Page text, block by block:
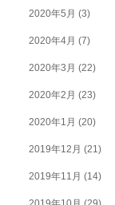
2020年5月 (3)
2020年4月 (7)
2020年3月 (22)
2020年2月 (23)
2020年1月 (20)
2019年12月 (21)
2019年11月 (14)